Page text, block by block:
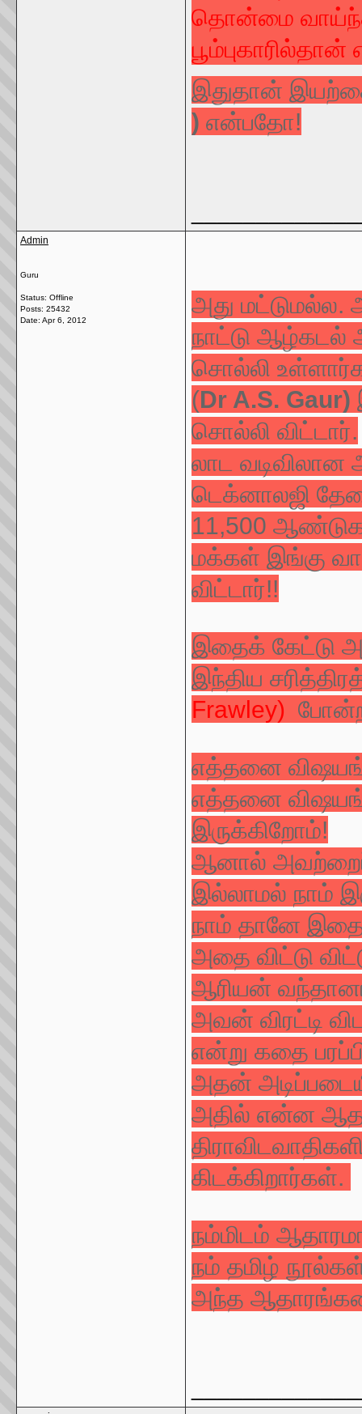
தொன்மை
இதுதான்
) என்பதோ!
Admin
Guru
Status: Offline
Posts: 25432
Date: Apr 6, 2012
அது
நாட்டு ஆழ்கடல்
சொல்லி
(Dr A.S. Gaur)
சொல்லி விட்டார்.
லாட
டெக்னாலஜி
11,500
மக்கள் இங்கு
விட்டார்!!
இதைக் கேட்டு
இந்திய
Frawley)
எத்தனை
எத்தனை
இருக்கிறோம்!
ஆனால் அவற்றைப்
இல்லாமல் நாம்
நாம் தானே
அதை விட்டு
ஆரியன்
அவன் விரட்டி
என்று கதை
அதன்
அதில் என்ன
கிடக்கிறார்கள்.
நம்மிடம்
நம் தமிழ்
அந்த